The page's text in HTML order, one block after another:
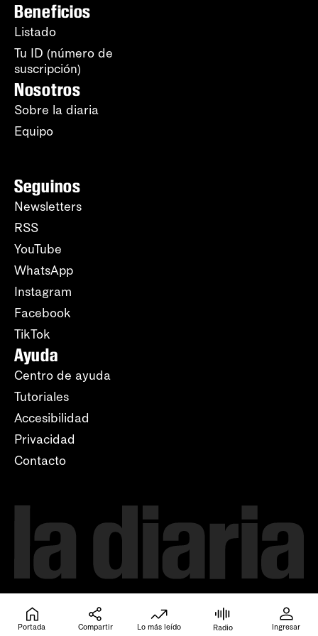
Beneficios
Listado
Tu ID (número de
suscripción)
Nosotros
Sobre la diaria
Equipo
Seguinos
Newsletters
RSS
YouTube
WhatsApp
Instagram
Facebook
TikTok
Ayuda
Centro de ayuda
Tutoriales
Accesibilidad
Privacidad
Contacto
Portada Compartir Lo más leído Radio Ingresar